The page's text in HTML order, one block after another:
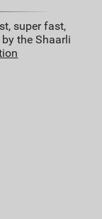
super fast,
the Shaarli